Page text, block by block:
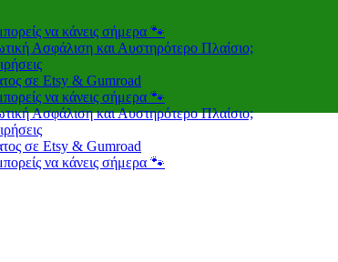
να κάνεις σήμερα 🐾
Ασφάλιση και Αυστηρότερο Πλαίσιο;
σε Etsy & Gumroad
να κάνεις σήμερα 🐾
Ασφάλιση και Αυστηρότερο Πλαίσιο;
σε Etsy & Gumroad
να κάνεις σήμερα 🐾